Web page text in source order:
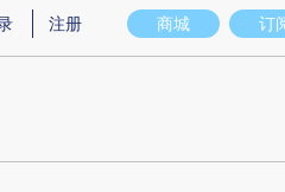
图存在偏差。不代表财新观点和立场。
商城 订
注册